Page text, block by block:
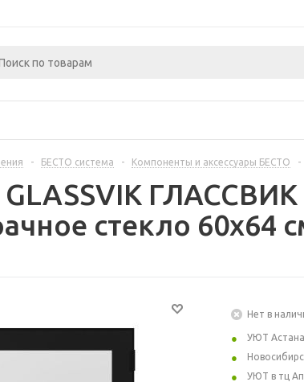
- БЕСТО система - Компоненты и аксессуары БЕСТО -
GLASSVIK
стекло 60x64
Нет в
УЮТ Астана
УЮТ в тц